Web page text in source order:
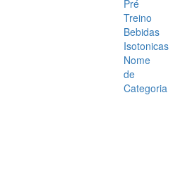
Pré
Treino
Bebidas
Isotonicas
Nome
de
Categoria